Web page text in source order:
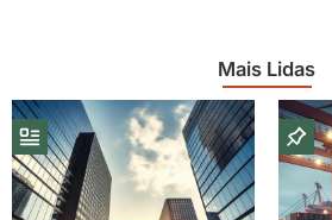
Mais Lidas